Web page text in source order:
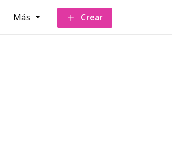
Más Crear